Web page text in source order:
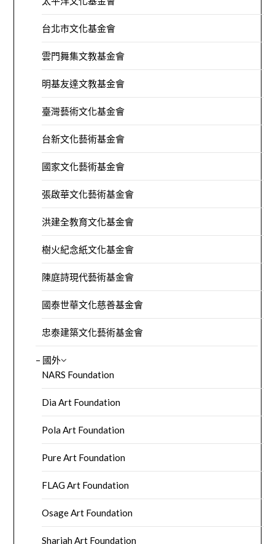
台北市文化基金會
雲門舞集文教基金會
明基友達文教基金會
臺灣藝術文化基金會
台新文化藝術基金會
國家文化藝術基金會
張啟華文化藝術基金會
洪建全教育文化基金會
樹火紀念紙文化基金會
陳庭詩現代藝術基金會
國泰世華文化慈善基金會
忠泰建築文化藝術基金會
– 國外
NARS Foundation
Dia Art Foundation
Pola Art Foundation
Pure Art Foundation
FLAG Art Foundation
Osage Art Foundation
Sharjah Art Foundation